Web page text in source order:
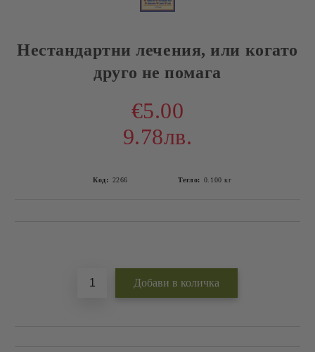
Нестандартни лечения, или когато
друго не помага
€5.00
9.78лв.
Код: 2266 Тегло: 0.100 кг